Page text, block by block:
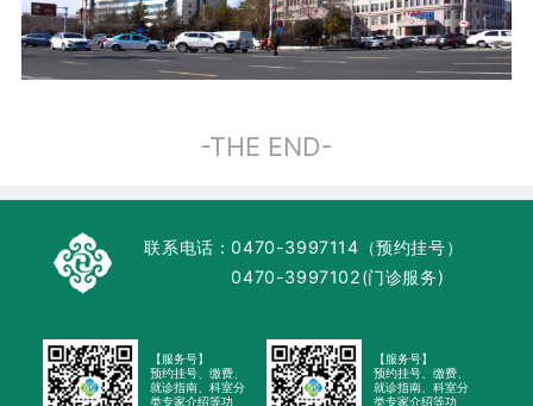
-THE END-
联系电话：0470-3997114（预约挂号）
0470-3997102(门诊服务)
【服务号】
预约挂号、缴费、
就诊指南、科室分
类专家介绍等功
【服务号】
预约挂号、缴费、
就诊指南、科室分
类专家介绍等功